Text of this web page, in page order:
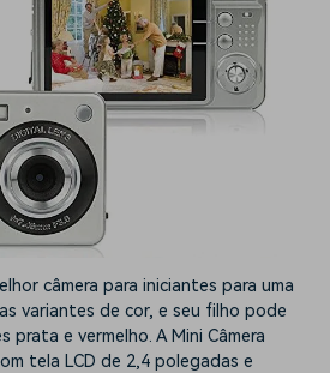
câmera para iniciantes para uma
variantes de cor, e seu filho pode
prata e vermelho. A Mini Câmera
tela LCD de 2,4 polegadas e